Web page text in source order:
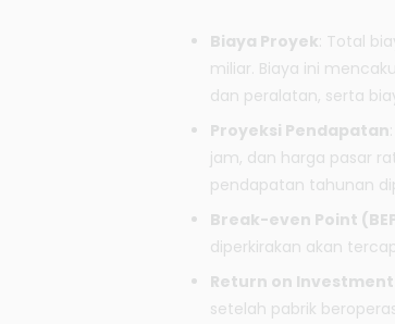
Biaya Proyek: Total
miliar. Biaya ini
dan peralatan, serta
Proyeksi Pendapatan
jam, dan harga pasar
pendapatan tahunan
Break-even Point
diperkirakan akan
Return on Investment
setelah pabrik